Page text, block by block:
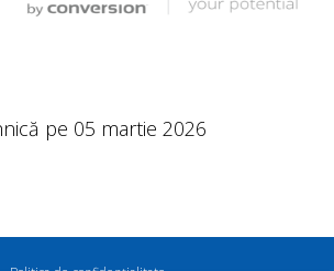
pe 05 martie 2026